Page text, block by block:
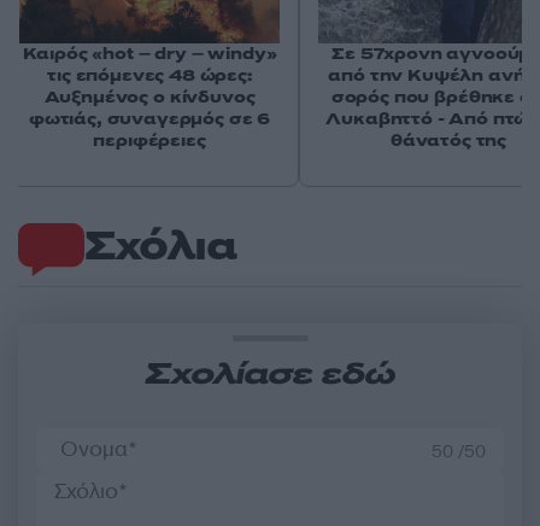
Σχόλια
Σχολίασε εδώ
50 /50
Καιρός «hot – dry – windy»
τις επόμενες 48 ώρες:
Αυξημένος ο κίνδυνος
φωτιάς, συναγερμός σε 6
περιφέρειες
Σε 57χρονη
από την Κυψέλη
σορός που βρέθηκε
Λυκαβηττό - Από
θάνατός της